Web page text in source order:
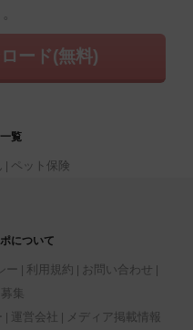
ード(無料)
覧
ペット保険
について
ー 利用規約
お問い合わせ
集
運営会社 メディア掲載情報